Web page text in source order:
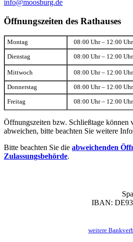
info@moosburg.de
Öffnungszeiten des Rathauses
Montag 08:00 Uhr – 12:00 Uhr
Dienstag 08:00 Uhr – 12:00 Uhr
Mittwoch 08:00 Uhr – 12:00 Uhr
Donnerstag 08:00 Uhr – 12:00 Uhr
Freitag 08:00 Uhr – 12:00 Uhr
Öffnungszeiten bzw. Schließtage können
abweichen, bitte beachten Sie weitere
Bitte beachten Sie die abweichenden
Zulassungsbehörde.
IBAN: DE93
weitere